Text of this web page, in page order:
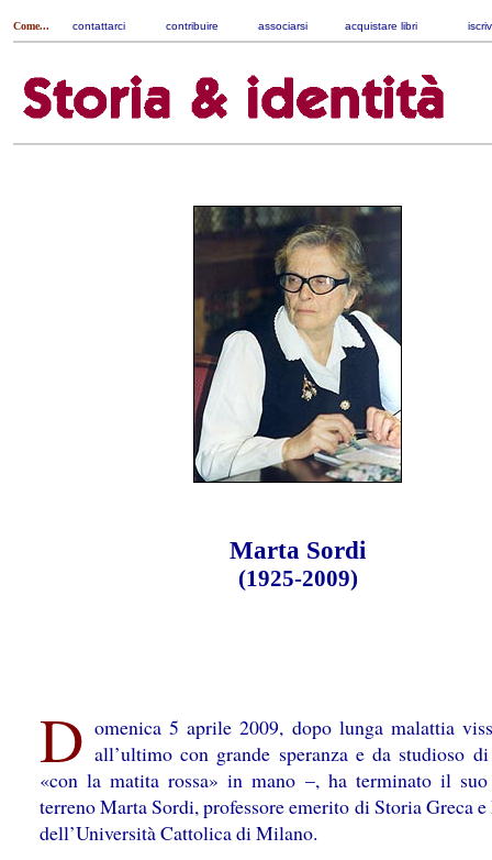
Come... contattarci contribuire associarsi acquistare libri
Marta Sordi
(1925-2009)
D omenica 5 aprile 2009, dopo lunga malattia
all’ultimo con grande speranza e da studioso
«con la matita rossa» in mano –, ha terminato il
terreno Marta Sordi, professore emerito di Storia Greca e
dell’Università Cattolica di Milano.